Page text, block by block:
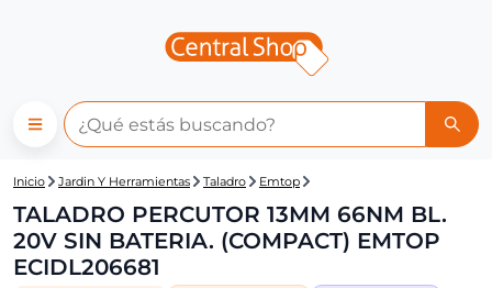
Central Shop: TALADRO
Inicio Jardin Y Herramientas Taladro Emtop
TALADRO PERCUTOR 13MM 66NM BL.
20V SIN BATERIA. (COMPACT) EMTOP
ECIDL206681